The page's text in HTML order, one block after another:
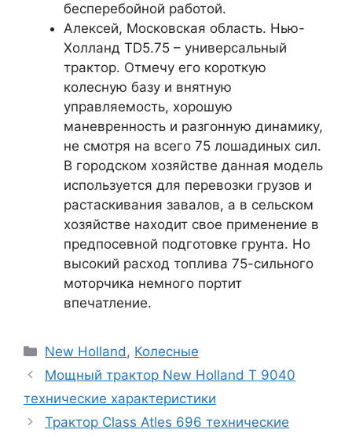
бесперебойной работой.
Алексей, Московская область. Нью-
Холланд TD5.75 – универсальный
трактор. Отмечу его короткую
колесную базу и внятную
управляемость, хорошую
маневренность и разгонную динамику,
не смотря на всего 75 лошадиных сил.
В городском хозяйстве данная модель
используется для перевозки грузов и
растаскивания завалов, а в сельском
хозяйстве находит свое применение в
предпосевной подготовке грунта. Но
высокий расход топлива 75-сильного
моторчика немного портит
впечатление.
Рубрики
New Holland, Колесные
Мощный трактор New Holland T 9040
технические характеристики
Трактор Class Atles 696 технические